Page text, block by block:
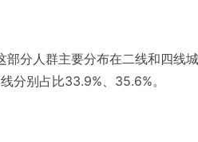
部分人群主要分布在二线和四线
分别占比33.9%、35.6%。